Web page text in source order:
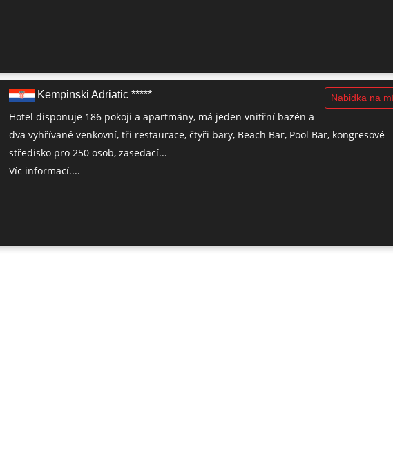
Kempinski Adriatic ***** Nabidka na
Hotel disponuje 186 pokoji a apartmány, má jeden vnitřní bazén a
dva vyhřívané venkovní, tři restaurace, čtyři bary, Beach Bar, Pool Bar, kongresové
středisko pro 250 osob, zasedací...
Víc informací....